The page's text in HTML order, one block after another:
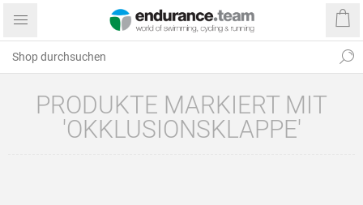
PRODUKTE MARKIERT MIT
'OKKLUSIONSKLAPPE'